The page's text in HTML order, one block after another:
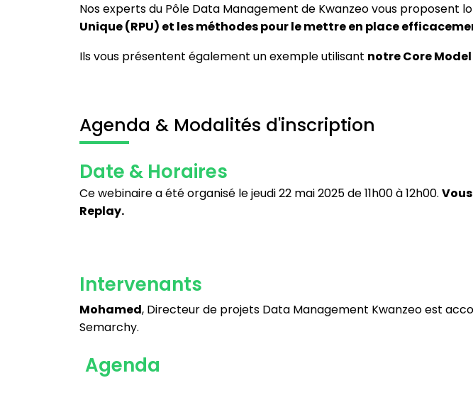
Nos experts du Pôle Data Management de Kwanzeo vous proposent
Unique (RPU) et les méthodes pour le mettre en place
Ils vous présentent également un exemple utilisant notre Core Model
Agenda & Modalités d'inscription
Date & Horaires
Ce webinaire a été organisé le jeudi 22 mai 2025 de 11h00 à 12h00.
Replay.
Intervenants
Mohamed, Directeur de projets Data Management Kwanzeo est
Semarchy.
Agenda